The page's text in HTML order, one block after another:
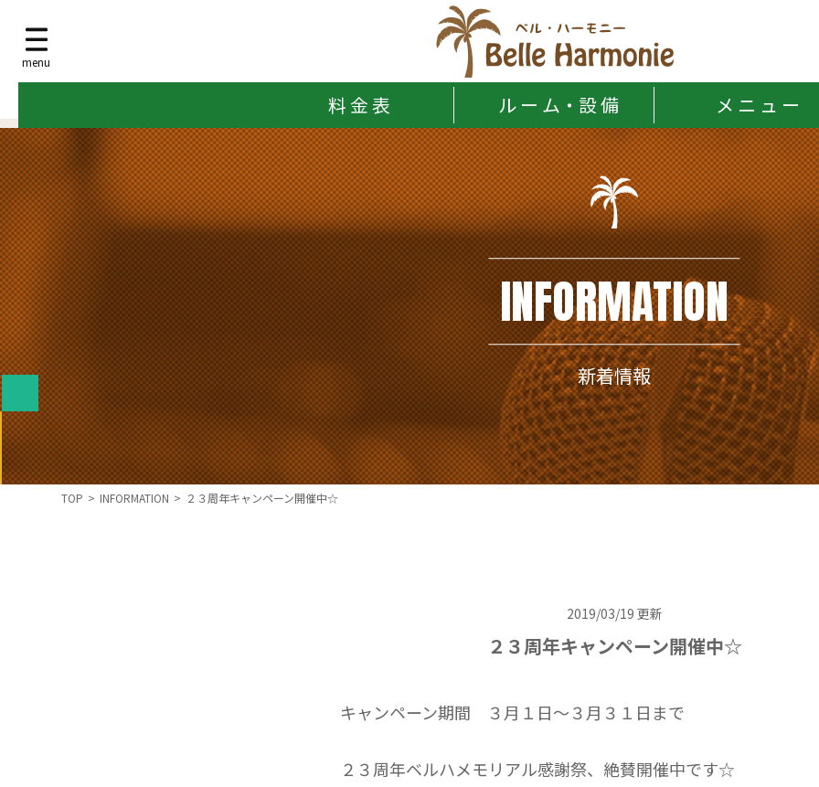
menu
料 金 表 ル ー ム・設 備 メ ニ ュ ー
INFORMATION
新着情報
TOP > INFORMATION > ２３周年キャンペーン開催中☆
2019/03/19 更新
２３周年キャンペーン開催中☆
キャンペーン期間 ３月１日～３月３１日まで
２３周年ベルハメモリアル感謝祭、絶賛開催中です☆